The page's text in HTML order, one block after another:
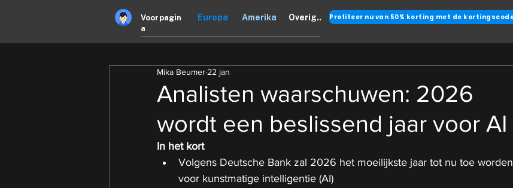
Voorpagin
a
Europa Amerika Overig..
Analisten waarschuwen: 2026
wordt een beslissend jaar voor AI
Mika Beumer 22 jan
In het kort
Volgens Deutsche Bank zal 2026 het moeilijkste jaar tot nu toe worden
voor kunstmatige intelligentie (AI)